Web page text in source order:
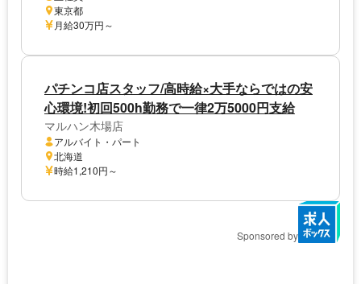
東京都
月給30万円～
パチンコ店スタッフ/高時給×大手ならではの安
心環境!初回500h勤務で一律2万5000円支給
マルハン木場店
アルバイト・パート
北海道
時給1,210円～
Sponsored by